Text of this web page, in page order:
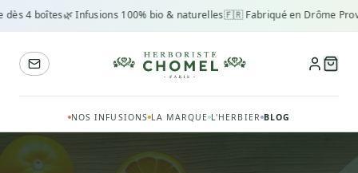
4 boîtes🌿 Infusions 100% bio & naturelles🇫🇷 Fabriqué en Drôme
NOS INFUSIONS LA MARQUE L'HERBIER BLOG